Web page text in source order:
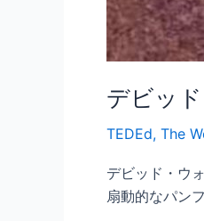
デビッ
TEDEd, The
デビッド・ウ
扇動的なパン